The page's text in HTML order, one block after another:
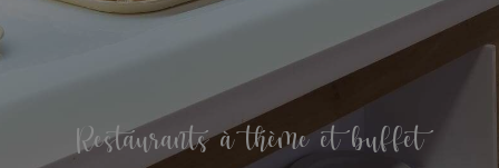
Restaurants à thème et buffet